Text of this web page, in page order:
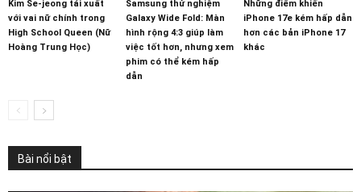
Kim Se-jeong tái xuất
với vai nữ chính trong
High School Queen (Nữ
Hoàng Trung Học)
Samsung thử nghiệm
Galaxy Wide Fold: Màn
hình rộng 4:3 giúp làm
việc tốt hơn, nhưng xem
phim có thể kém hấp
dẫn
Những điểm khiến
iPhone 17e kém hấp dẫn
hơn các bản iPhone 17
khác
Bài nổi bật